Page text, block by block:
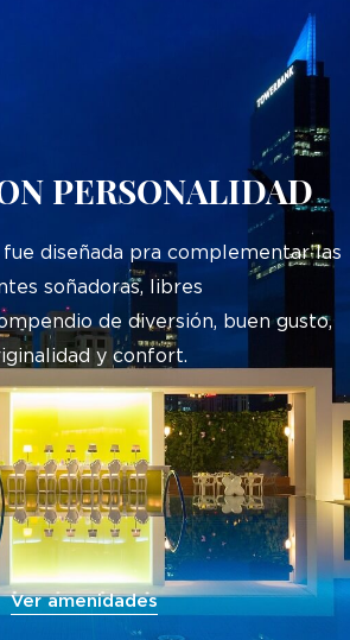
PERSONALIDAD
fue diseñada pra complementar las
soñadoras, libres
de diversión, buen gusto,
y confort.
Ver amenidades